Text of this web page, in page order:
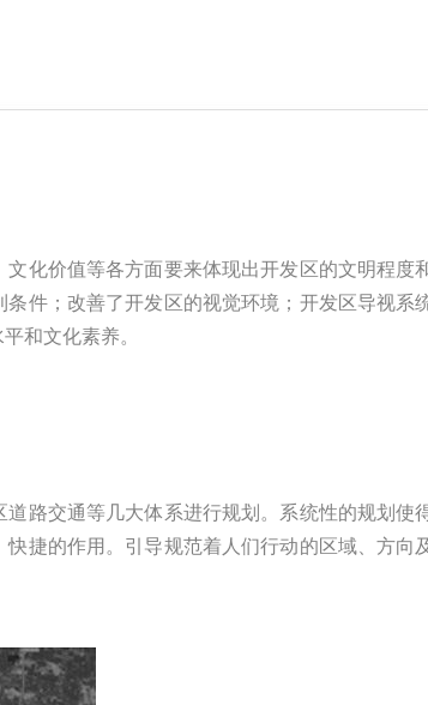
化价值等各方面要来体现出开发区的文明程度
件；改善了开发区的视觉环境；开发区导视系
和文化素养。
路交通等几大体系进行规划。系统性的规划使
捷的作用。引导规范着人们行动的区域、方向